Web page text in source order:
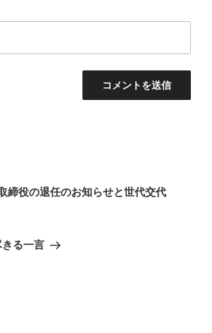
締役の退任のお知らせと世代交代
る一言